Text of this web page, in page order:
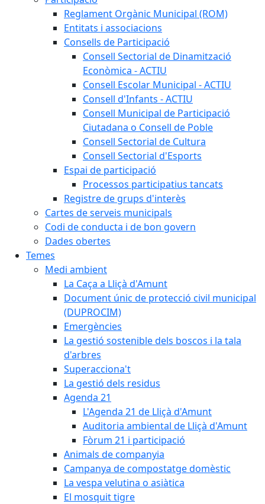
Reglament Orgànic Municipal (ROM)
Entitats i associacions
Consells de Participació
Consell Sectorial de Dinamització
Econòmica - ACTIU
Consell Escolar Municipal - ACTIU
Consell d'Infants - ACTIU
Consell Municipal de Participació
Ciutadana o Consell de Poble
Consell Sectorial de Cultura
Consell Sectorial d'Esports
Espai de participació
Processos participatius tancats
Registre de grups d'interès
Cartes de serveis municipals
Codi de conducta i de bon govern
Dades obertes
Temes
Medi ambient
La Caça a Lliçà d'Amunt
Document únic de protecció civil municipal
(DUPROCIM)
Emergències
La gestió sostenible dels boscos i la tala
d'arbres
Superacciona't
La gestió dels residus
Agenda 21
L'Agenda 21 de Lliçà d'Amunt
Auditoria ambiental de Lliçà d'Amunt
Fòrum 21 i participació
Animals de companyia
Campanya de compostatge domèstic
La vespa velutina o asiàtica
El mosquit tigre